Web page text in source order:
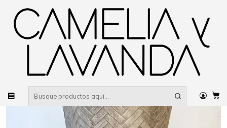
Inicio Deco garden Maceteros Macetero tejido v gris